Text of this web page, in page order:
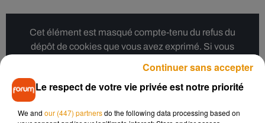
Cet élément est masqué compte-tenu du refus du
dépôt de cookies que vous avez exprimé. Si vous
Le respect de votre vie privée est notre priorité
We and our (447) partnersdo the following data processing based on
Continuer sans accepter